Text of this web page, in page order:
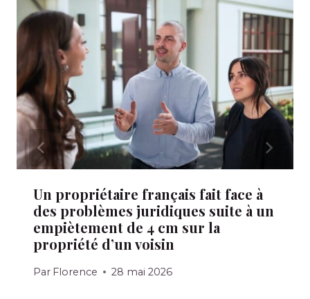
Un propriétaire français fait face à
des problèmes juridiques suite à un
empiètement de 4 cm sur la
propriété d’un voisin
Par Florence 28 mai 2026